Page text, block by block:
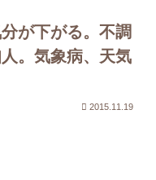
が下がる。不調
。気象病、天気
2015.11.19